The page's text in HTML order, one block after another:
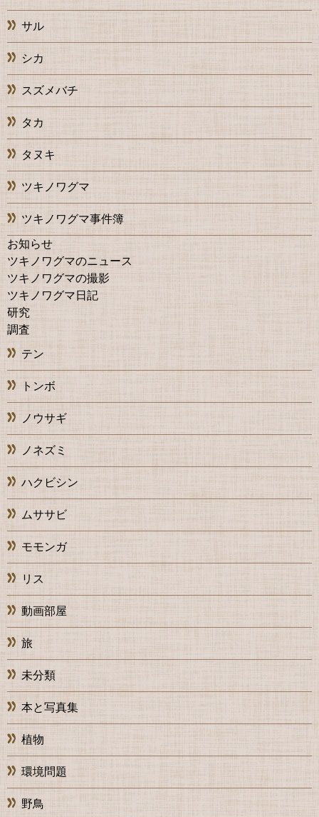
サル
シカ
スズメバチ
タカ
タヌキ
ツキノワグマ
ツキノワグマ事件簿
お知らせ
ツキノワグマのニュース
ツキノワグマの撮影
ツキノワグマ日記
研究
調査
テン
トンボ
ノウサギ
ノネズミ
ハクビシン
ムササビ
モモンガ
リス
動画部屋
旅
未分類
本と写真集
植物
環境問題
野鳥